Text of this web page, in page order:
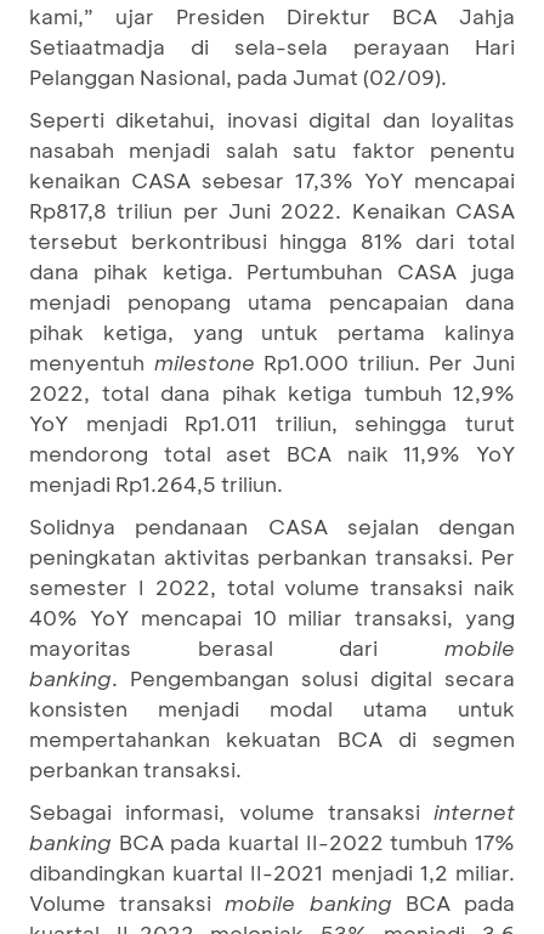
kami,” ujar Presiden Direktur BCA Jahja
Setiaatmadja di sela-sela perayaan Hari
Pelanggan Nasional, pada Jumat (02/09).
Seperti diketahui, inovasi digital dan loyalitas
nasabah menjadi salah satu faktor penentu
kenaikan CASA sebesar 17,3% YoY mencapai
Rp817,8 triliun per Juni 2022. Kenaikan CASA
tersebut berkontribusi hingga 81% dari total
dana pihak ketiga. Pertumbuhan CASA juga
menjadi penopang utama pencapaian dana
pihak ketiga, yang untuk pertama kalinya
menyentuh milestone Rp1.000 triliun. Per Juni
2022, total dana pihak ketiga tumbuh 12,9%
YoY menjadi Rp1.011 triliun, sehingga turut
mendorong total aset BCA naik 11,9% YoY
menjadi Rp1.264,5 triliun.
Solidnya pendanaan CASA sejalan dengan
peningkatan aktivitas perbankan transaksi. Per
semester I 2022, total volume transaksi naik
40% YoY mencapai 10 miliar transaksi, yang
mayoritas berasal dari mobile
banking. Pengembangan solusi digital secara
konsisten menjadi modal utama untuk
mempertahankan kekuatan BCA di segmen
perbankan transaksi.
Sebagai informasi, volume transaksi internet
banking BCA pada kuartal II-2022 tumbuh 17%
dibandingkan kuartal II-2021 menjadi 1,2 miliar.
Volume transaksimobile banking BCA pada